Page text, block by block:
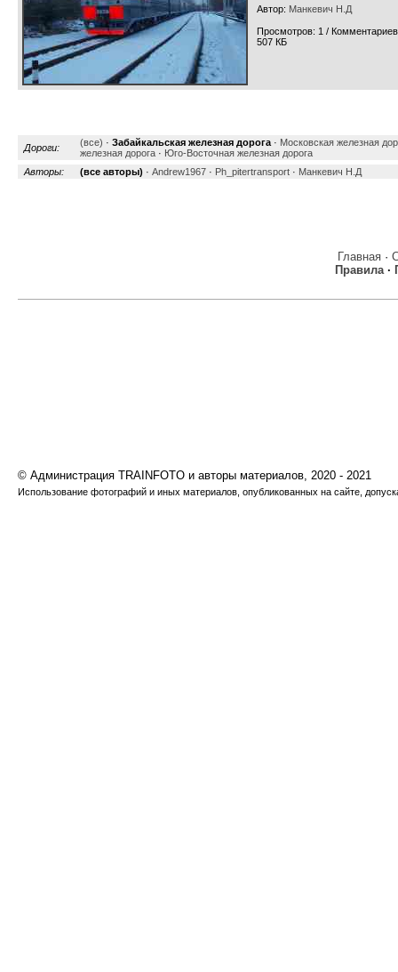
Автор: Манкевич Н.Д
Просмотров: 1 /
507 КБ
Дороги: (все) · Забайкальская железная дорога · Московская железная
железная дорога · Юго-Восточная железная дорога
Авторы:
(все авторы) · Andrew1967 · Ph_pitertransport · Манкевич Н.Д
Главная·
Правила·
© Администрация TRAINFOTO и авторы материалов, 2020 - 2021
Использование фотографий и иных материалов, опубликованных на сайте,